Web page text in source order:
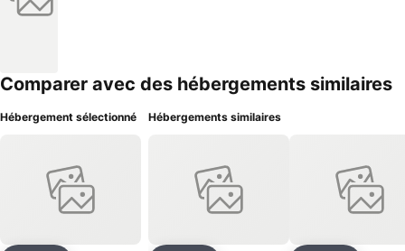
Comparer avec des hébergements similaires
Hébergement sélectionné Hébergements similaires